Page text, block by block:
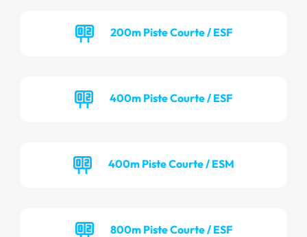
200m Piste Courte / ESF
400m Piste Courte / ESF
400m Piste Courte / ESM
800m Piste Courte / ESF